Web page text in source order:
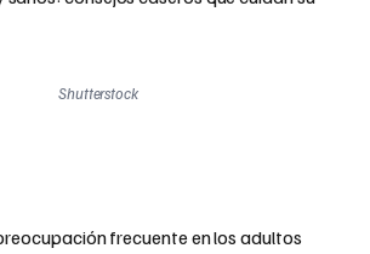
Shutterstock
frecuente en los adultos